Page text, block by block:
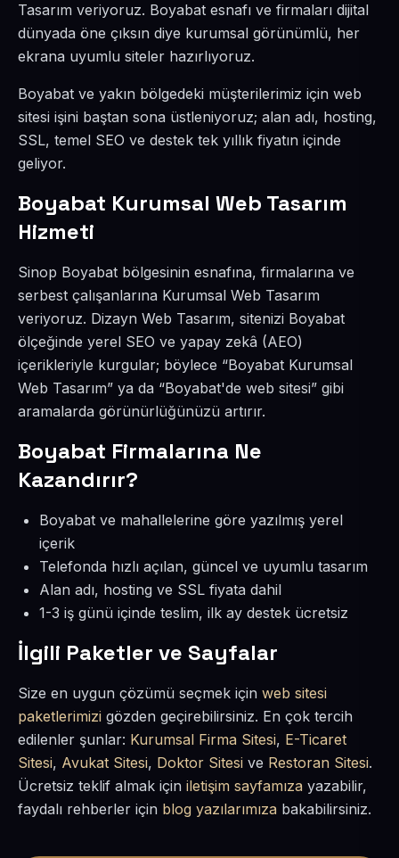
Tasarım veriyoruz. Boyabat esnafı ve firmaları dijital
dünyada öne çıksın diye kurumsal görünümlü, her
ekrana uyumlu siteler hazırlıyoruz.
Boyabat ve yakın bölgedeki müşterilerimiz için web
sitesi işini baştan sona üstleniyoruz; alan adı, hosting,
SSL, temel SEO ve destek tek yıllık fiyatın içinde
geliyor.
Boyabat Kurumsal Web Tasarım
Hizmeti
Sinop Boyabat bölgesinin esnafına, firmalarına ve
serbest çalışanlarına Kurumsal Web Tasarım
veriyoruz. Dizayn Web Tasarım, sitenizi Boyabat
ölçeğinde yerel SEO ve yapay zekâ (AEO)
içerikleriyle kurgular; böylece “Boyabat Kurumsal
Web Tasarım” ya da “Boyabat'de web sitesi” gibi
aramalarda görünürlüğünüzü artırır.
Boyabat Firmalarına Ne
Kazandırır?
Boyabat ve mahallelerine göre yazılmış yerel
içerik
Telefonda hızlı açılan, güncel ve uyumlu tasarım
Alan adı, hosting ve SSL fiyata dahil
1-3 iş günü içinde teslim, ilk ay destek ücretsiz
İlgili Paketler ve Sayfalar
Size en uygun çözümü seçmek için web sitesi
paketlerimizi gözden geçirebilirsiniz. En çok tercih
edilenler şunlar: Kurumsal Firma Sitesi, E-Ticaret
Sitesi, Avukat Sitesi, Doktor Sitesi ve Restoran Sitesi.
Ücretsiz teklif almak için iletişim sayfamıza yazabilir,
faydalı rehberler için blog yazılarımıza bakabilirsiniz.